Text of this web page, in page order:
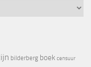
bilderberg boek censuur